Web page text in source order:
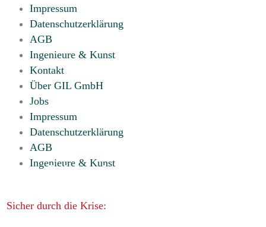
Impressum
Datenschutzerklärung
AGB
Ingenieure & Kunst
Kontakt
Über GIL GmbH
Jobs
Impressum
Datenschutzerklärung
AGB
Ingenieure & Kunst
Sicher durch die Krise: